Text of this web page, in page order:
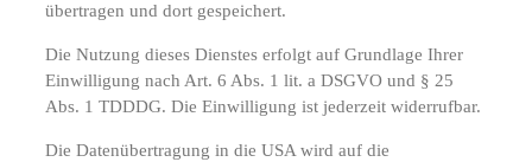
übertragen und dort gespeichert.
Die Nutzung dieses Dienstes erfolgt auf Grundlage Ihrer
Einwilligung nach Art. 6 Abs. 1 lit. a DSGVO und § 25
Abs. 1 TDDDG. Die Einwilligung ist jederzeit widerrufbar.
Die Datenübertragung in die USA wird auf die